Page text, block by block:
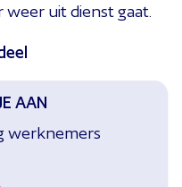
uit dienst gaat.
AAN
werknemers